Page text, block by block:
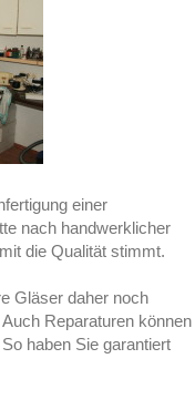
einer
nach handwerklicher
die Qualität stimmt.
Gläser daher noch
Reparaturen können
haben Sie garantiert